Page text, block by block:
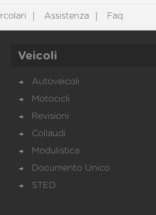
Assistenza Faq
Veicoli
Autoveicoli
Motocicli
Revisioni
Collaudi
Modulistica
Documento Unico
STED